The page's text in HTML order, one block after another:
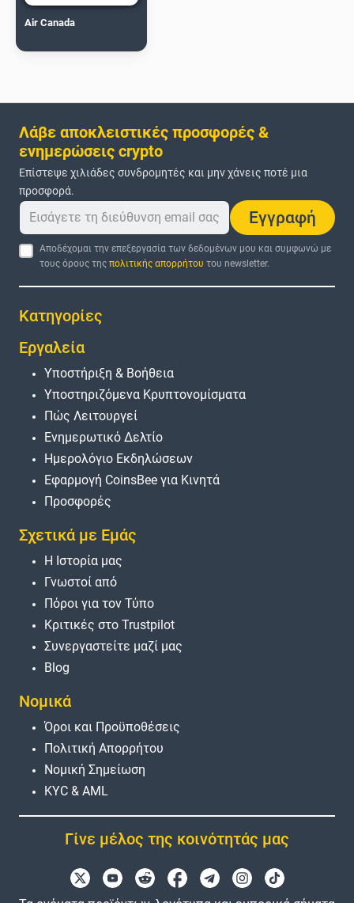
Air Canada
Λάβε αποκλειστικές προσφορές &
ενημερώσεις crypto
Επίστεψε χιλιάδες συνδρομητές και μην χάνεις ποτέ μια
προσφορά.
Εγγραφή
Αποδέχομαι την επεξεργασία των δεδομένων μου και συμφωνώ με
τους όρους τηςπολιτικής απορρήτου του newsletter.
Κατηγορίες
Εργαλεία
Υποστήριξη & Βοήθεια
Υποστηριζόμενα Κρυπτονομίσματα
Πώς Λειτουργεί
Ενημερωτικό Δελτίο
Ημερολόγιο Εκδηλώσεων
Εφαρμογή CoinsBee για Κινητά
Προσφορές
Σχετικά με Εμάς
Η Ιστορία μας
Γνωστοί από
Πόροι για τον Τύπο
Κριτικές στο Trustpilot
Συνεργαστείτε μαζί μας
Blog
Νομικά
Όροι και Προϋποθέσεις
Πολιτική Απορρήτου
Νομική Σημείωση
KYC & AML
Γίνε μέλος της κοινότητάς μας